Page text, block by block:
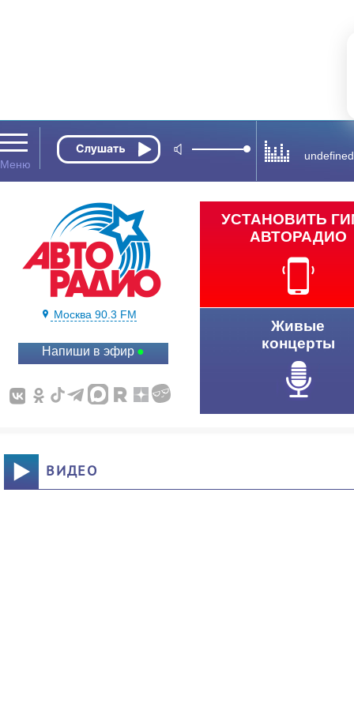
undefined
Москва 90.3 FM
Напиши в эфир
УСТАНОВИТЬ
АВТОРАДИО
Живые
концерты
ВИДЕО